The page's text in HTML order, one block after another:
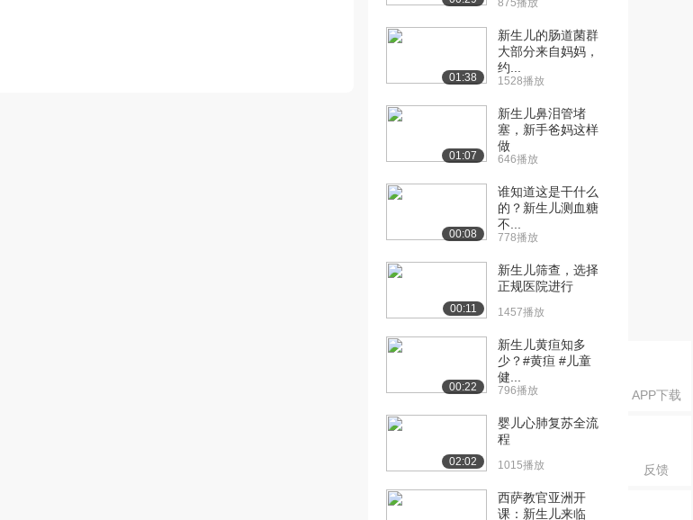
APP下载
反馈
[15] 4.1新生儿的状态和能
力（下）
（上）
[17] 4.2婴儿期的生理发展
（下）
[18] 4.2婴儿期的生理发展
[19] 4.3婴儿期的认知发展
[20] 4.3婴儿期的认知发展 07:20
[21] 4.3婴儿期的认知发展
2180播放
[22] 4.3婴儿期的认知发展
[23] 4.4 婴儿期的语言发展
05:42
875播放
01:38
新生儿的肠道菌群
大部分来自妈妈，
约...
1528播放
01:07
新生儿鼻泪管堵
塞，新手爸妈这样
做
646播放
00:08
谁知道这是干什么
的？新生儿测血糖
不...
778播放
00:11
新生儿筛查，选择
正规医院进行
1457播放
00:22
新生儿黄疸知多
少？#黄疸 #儿童
健...
796播放
02:02
婴儿心肺复苏全流
程
1015播放
西萨教官亚洲开
课：新生儿来临